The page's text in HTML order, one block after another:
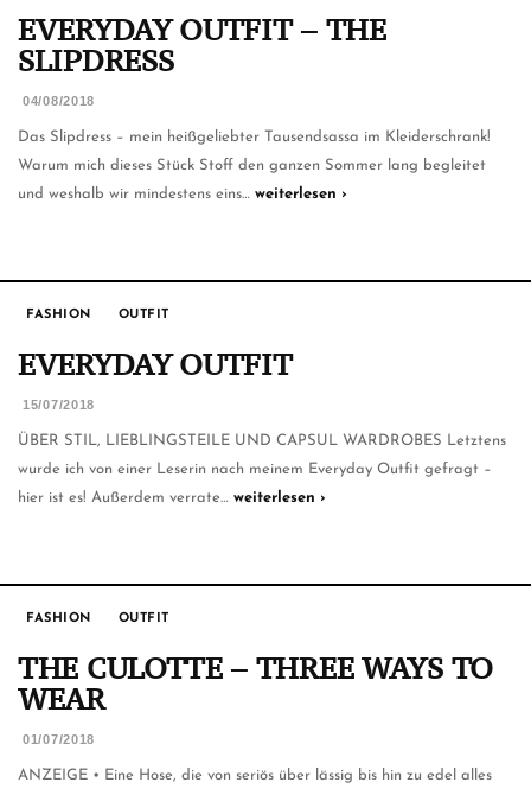
EVERYDAY OUTFIT – THE
SLIPDRESS
04/08/2018
Das Slipdress – mein heißgeliebter Tausendsassa im Kleiderschrank!
Warum mich dieses Stück Stoff den ganzen Sommer lang begleitet
und weshalb wir mindestens eins… weiterlesen ›
FASHION OUTFIT
EVERYDAY OUTFIT
15/07/2018
ÜBER STIL, LIEBLINGSTEILE UND CAPSUL WARDROBES Letztens
wurde ich von einer Leserin nach meinem Everyday Outfit gefragt –
hier ist es! Außerdem verrate… weiterlesen ›
FASHION OUTFIT
THE CULOTTE – THREE WAYS TO
WEAR
01/07/2018
ANZEIGE • Eine Hose, die von seriös über lässig bis hin zu edel alles